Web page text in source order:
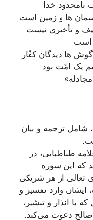
نامحدود خدا
ها و زمین است
و تأخیری نیست
است
ها دیدگان کفّار
یک امّت بود
، شامل ترجمه و بیان
طباطبایی، در
که اين سوره
تعالى از هر شريكى
وارد تفسیر و
با انذار و تبشير،
صالح دعوت مى‌كند.